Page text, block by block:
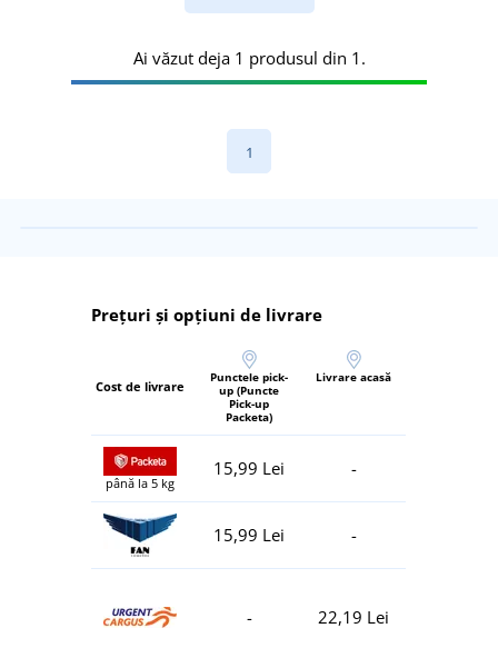
Ai văzut deja 1 produsul din 1.
1
Prețuri și opțiuni de livrare
Cost de livrare
Punctele pick-
up (Puncte
Pick-up
Packeta)
Livrare acasă
până la 5 kg
15,99 Lei -
15,99 Lei -
- 22,19 Lei